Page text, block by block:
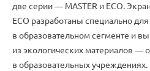
две серии ― MASTER и ECO.
ECO разработаны специально
в образовательном сегменте и
из экологических материалов ―
в образовательных